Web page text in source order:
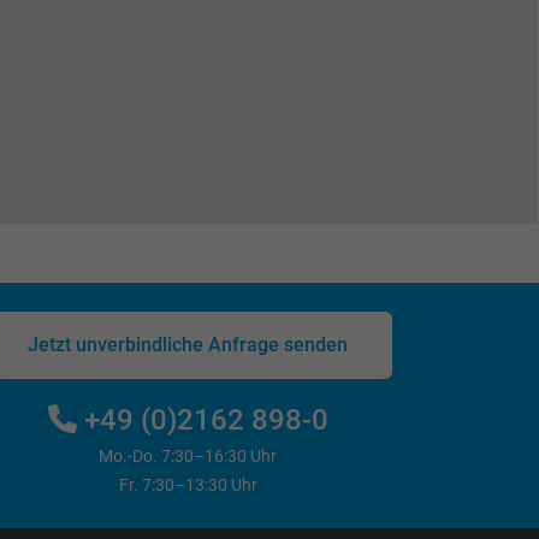
Jetzt unverbindliche Anfrage senden
+49 (0)2162 898-0
Mo.-Do. 7:30–16:30 Uhr
Fr. 7:30–13:30 Uhr